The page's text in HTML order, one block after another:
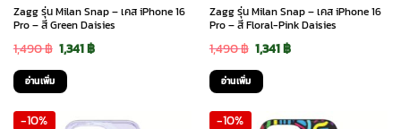
Zagg รุ่น Milan Snap – เคส iPhone 16
Pro – สี Green Daisies
1,490฿ Original
price
was:
1,490 ฿.
1,341฿Current
1,341 ฿.
อ่านเพิ่ม
Zagg รุ่น Milan Snap – เคส iPhone 16
Pro – สี Floral-Pink Daisies
1,490฿ Original
price
was:
1,490 ฿.
1,341฿Current
1,341 ฿.
อ่านเพิ่ม
-10% -10%